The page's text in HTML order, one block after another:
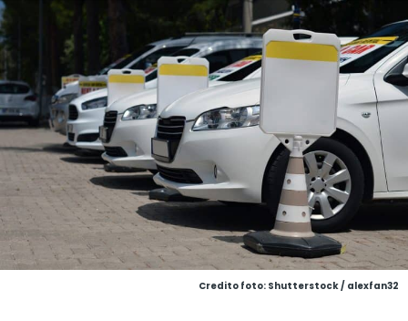
Credito foto: Shutterstock / alexfan32